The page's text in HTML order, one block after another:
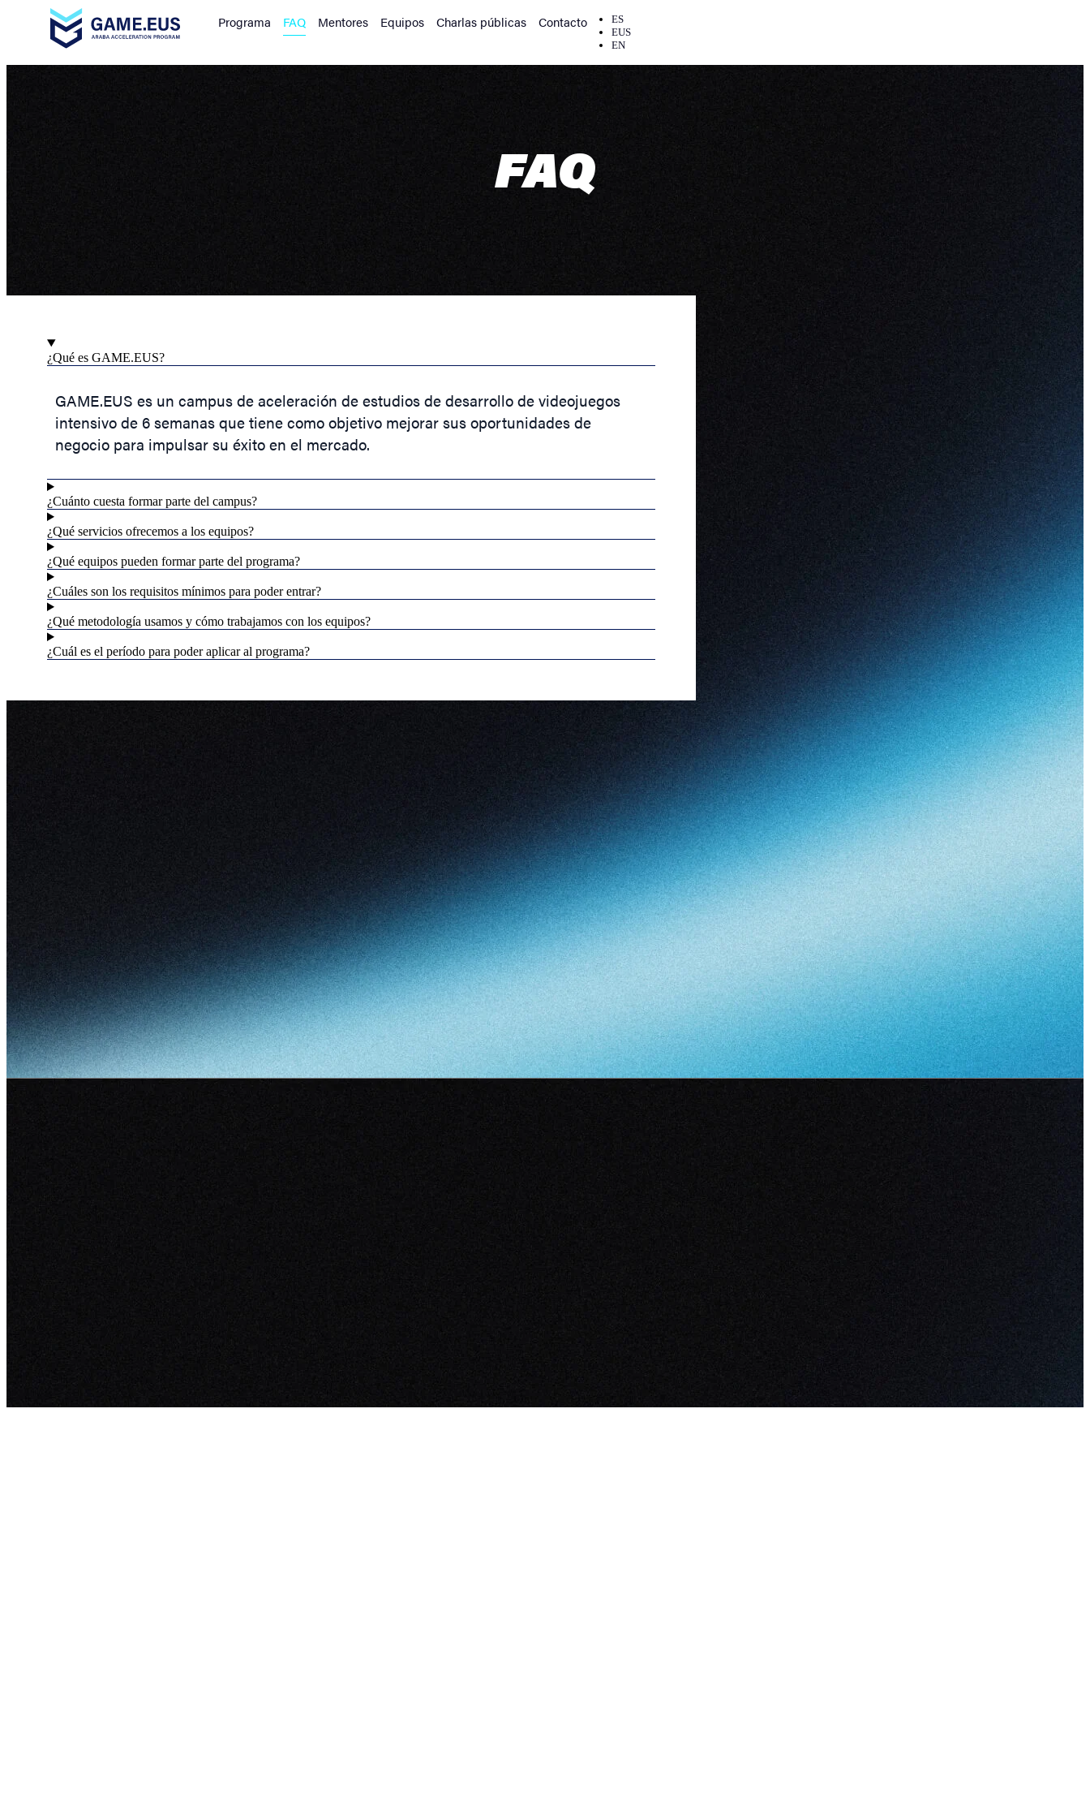
Saltar al contenido Programa FAQ Mentores Equipos Charlas públicas Contacto
ES
EUS
EN
FAQ
¿Qué es GAME.EUS?
GAME.EUS es un campus de aceleración de estudios de desarrollo de videojuegos
intensivo de 6 semanas que tiene como objetivo mejorar sus oportunidades de
negocio para impulsar su éxito en el mercado.
¿Cuánto cuesta formar parte del campus?
¿Qué servicios ofrecemos a los equipos?
¿Qué equipos pueden formar parte del programa?
¿Cuáles son los requisitos mínimos para poder entrar?
¿Qué metodología usamos y cómo trabajamos con los equipos?
¿Cuál es el período para poder aplicar al programa?